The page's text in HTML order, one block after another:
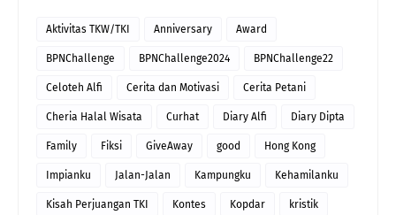
Aktivitas TKW/TKI Anniversary Award
BPNChallenge BPNChallenge2024 BPNChallenge22
Celoteh Alfi Cerita dan Motivasi Cerita Petani
Cheria Halal Wisata Curhat Diary Alfi Diary Dipta
Family Fiksi GiveAway good Hong Kong
Impianku Jalan-Jalan Kampungku Kehamilanku
Kisah Perjuangan TKI Kontes Kopdar kristik